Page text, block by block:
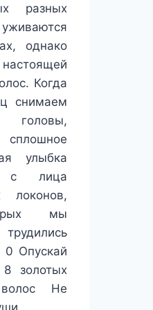
разных
уживаются
однако
Когда
снимаем
головы,
улыбка
с лица
локонов,
мы
Опускай
золотых
Не